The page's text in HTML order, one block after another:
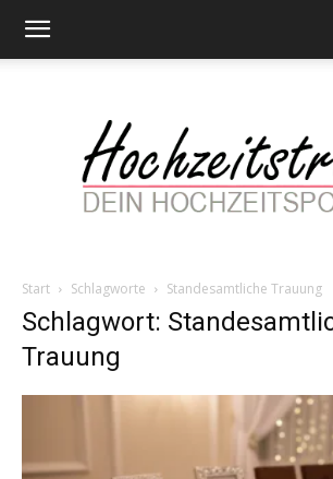
Start Schlagworte Standesamtliche Trauung
Schlagwort:
Trauung